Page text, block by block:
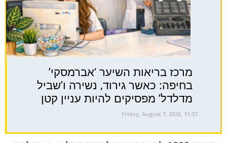
מרכז בריאות השיער ‘אברמסקי’
בחיפה: כאשר גירוד, נשירה ו’שביל
מדלדל’ מפסיקים להיות עניין קטן
Friday, August 7, 2026, 11:37